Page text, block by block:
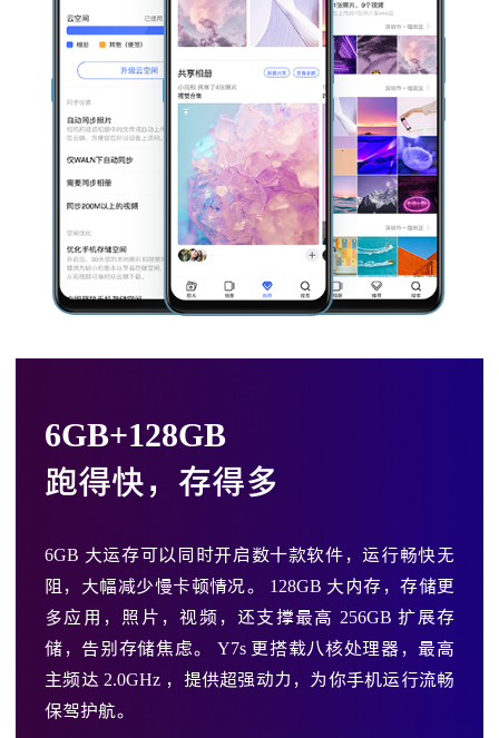
6GB+128GB
跑得快，存得多
6GB 大运存可以同时开启数十款软件，运行畅快无
阻，大幅减少慢卡顿情况。
128GB 大内存，存储更
多应用，照片，视频，还支撑最高 256GB扩展存
储，告别存储焦虑。
Y7s 更搭载八核处理器，最高
主频达2.0GHz ，提供超强动力，为你手机运行流畅
保驾护航。